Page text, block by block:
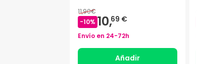
11,90€
-10% 10,69 €
Envío en 24-72h
Añadir